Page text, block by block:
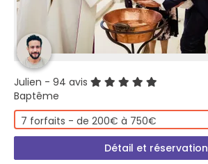
Julien - 94 avis
Baptême
7 forfaits - de 200€ à 750€
Détail et réservation